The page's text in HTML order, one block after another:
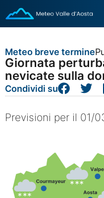
Meteo breve termine
Giornata
nevicate sulla
Condividi su
Previsioni per il 01/